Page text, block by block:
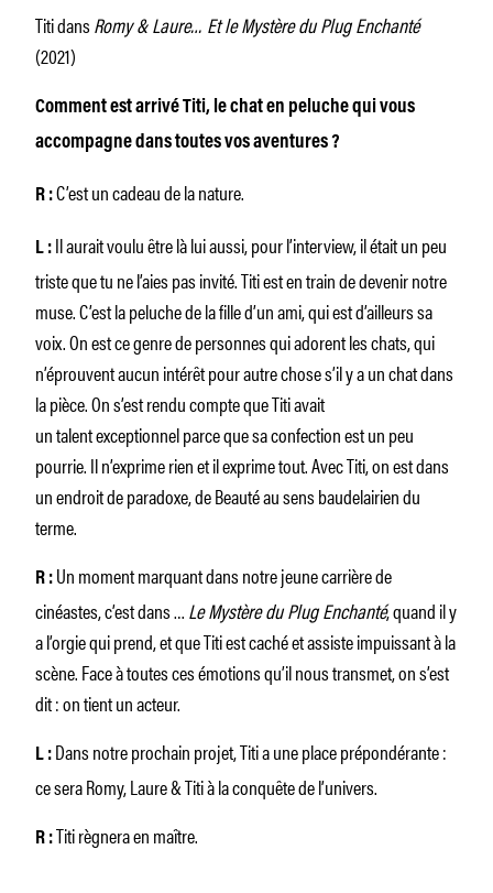
Titi dansRomy & Laure… Et le Mystère du Plug Enchanté
(2021)
Comment est arrivé Titi, le chat en peluche qui vous
accompagne dans toutes vos aventures ?
R :C’est un cadeau de la nature.
L : Il aurait voulu être là lui aussi, pour l’interview, il était un peu
triste que tu ne l’aies pas invité. Titi est en train de devenir notre
muse. C’est la peluche de la fille d’un ami, qui est d’ailleurs sa
voix. On est ce genre de personnes qui adorent les chats, qui
n’éprouvent aucun intérêt pour autre chose s’il y a un chat dans
la pièce. On s’est rendu compte que Titi avait
un talent exceptionnel parce que sa confection est un peu
pourrie. Il n’exprime rien et il exprime tout. Avec Titi, on est dans
un endroit de paradoxe, de Beauté au sens baudelairien du
terme.
R : Un moment marquant dans notre jeune carrière de
cinéastes, c’est dans …Le Mystère du Plug Enchanté, quand il y
a l’orgie qui prend, et que Titi est caché et assiste impuissant à la
scène. Face à toutes ces émotions qu’il nous transmet, on s’est
dit : on tient un acteur.
L : Dans notre prochain projet, Titi a une place prépondérante :
ce sera Romy, Laure & Titi à la conquête de l’univers.
R :Titi règnera en maître.